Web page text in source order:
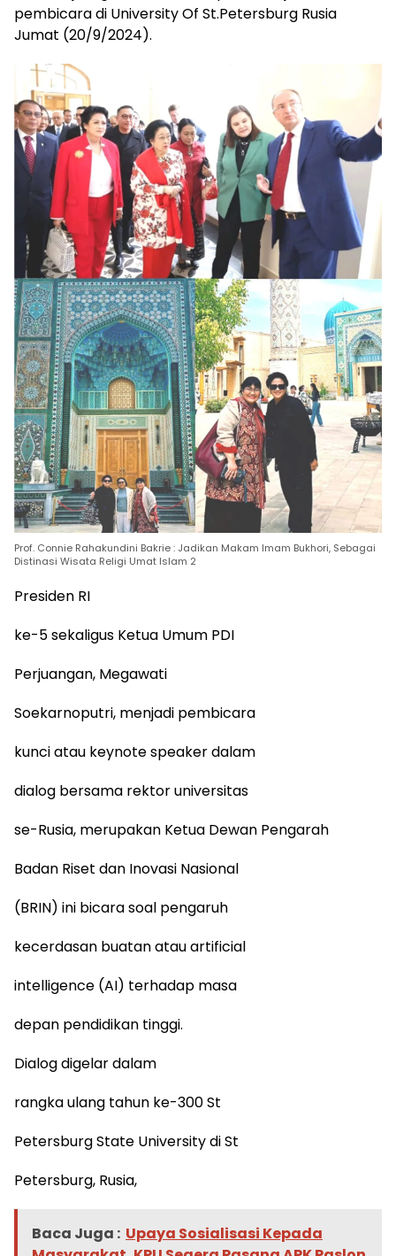
pembicara di University Of St.Petersburg Rusia
Jumat (20/9/2024).
Prof. Connie Rahakundini Bakrie : Jadikan Makam Imam Bukhori, Sebagai
Distinasi Wisata Religi Umat Islam 2
Presiden RI
ke-5 sekaligus Ketua Umum PDI
Perjuangan, Megawati
Soekarnoputri, menjadi pembicara
kunci atau keynote speaker dalam
dialog bersama rektor universitas
se-Rusia, merupakan Ketua Dewan Pengarah
Badan Riset dan Inovasi Nasional
(BRIN) ini bicara soal pengaruh
kecerdasan buatan atau artificial
intelligence (AI) terhadap masa
depan pendidikan tinggi.
Dialog digelar dalam
rangka ulang tahun ke-300 St
Petersburg State University di St
Petersburg, Rusia,
Baca Juga : Upaya Sosialisasi Kepada